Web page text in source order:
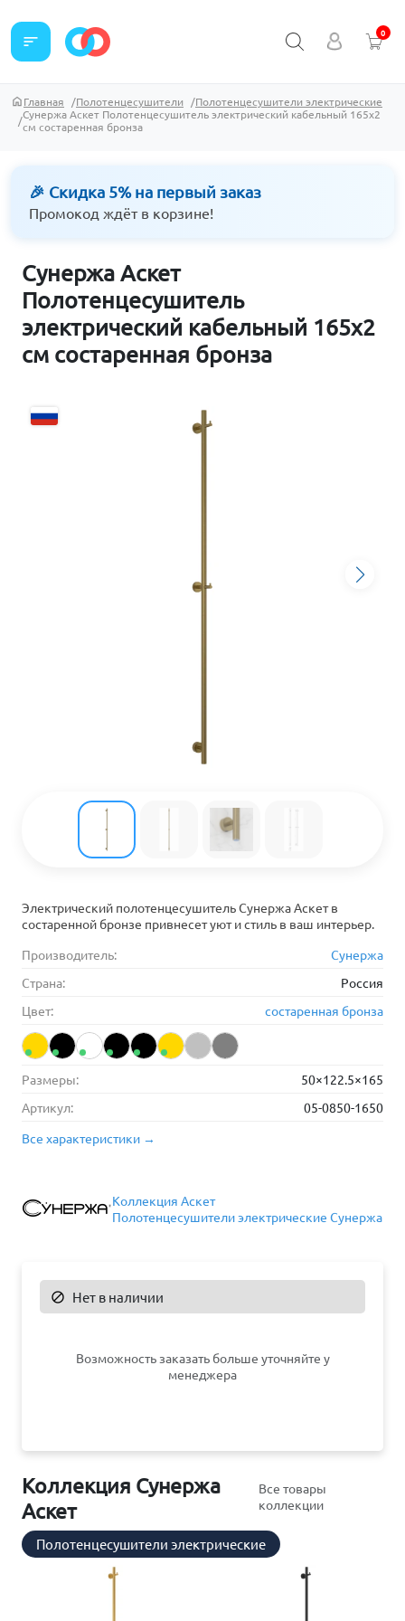
sort 0
Главная Полотенцесушители
Полотенцесушители электрические
Сунержа Аскет Полотенцесушитель электрический кабельный 165х2
см состаренная бронза
🎉 Скидка 5% на первый заказ
Промокод ждёт в корзине!
Сунержа Аскет
Полотенцесушитель
электрический кабельный 165х2
см состаренная бронза
Электрический полотенцесушитель Сунержа Аскет в
состаренной бронзе привнесет уют и стиль в ваш интерьер.
Производитель:
Сунержа
Страна:
Россия
Цвет:
состаренная бронза
Размеры:
50×122.5×165
Артикул:
05-0850-1650
Все характеристики →
Коллекция Аскет
Полотенцесушители электрические Сунержа
 Нет в наличии
Возможность заказать больше уточняйте у
менеджера
Коллекция Сунержа
Аскет
Все товары
коллекции
Полотенцесушители электрические